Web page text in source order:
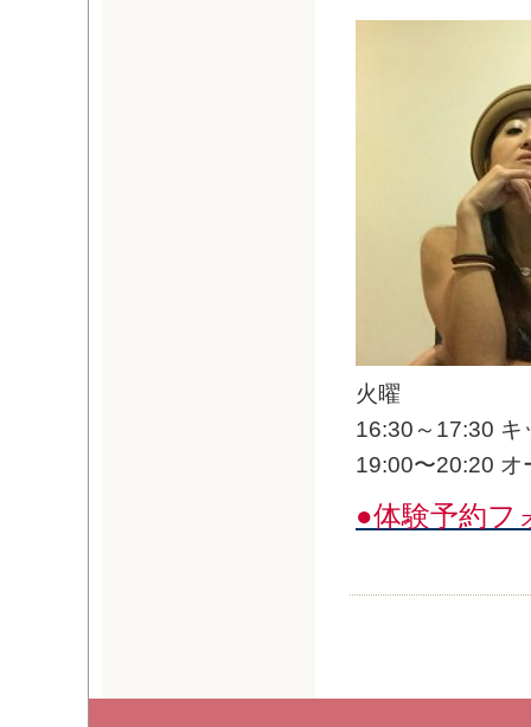
火曜
16:30～17:30 キ
19:00〜20:20 オ
●体験予約フ